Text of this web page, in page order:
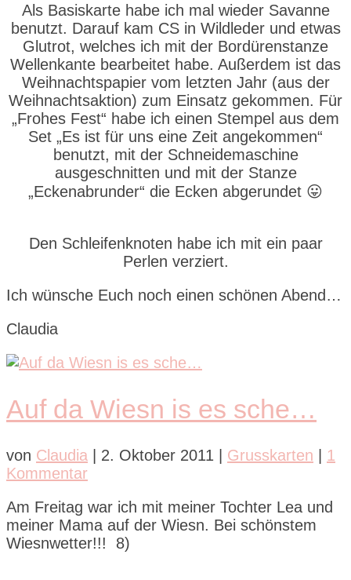
Als Basiskarte habe ich mal wieder Savanne
benutzt. Darauf kam CS in Wildleder und etwas
Glutrot, welches ich mit der Bordürenstanze
Wellenkante bearbeitet habe. Außerdem ist das
Weihnachtspapier vom letzten Jahr (aus der
Weihnachtsaktion) zum Einsatz gekommen. Für
„Frohes Fest“ habe ich einen Stempel aus dem
Set „Es ist für uns eine Zeit angekommen“
benutzt, mit der Schneidemaschine
ausgeschnitten und mit der Stanze
„Eckenabrunder“ die Ecken abgerundet 😛
Den Schleifenknoten habe ich mit ein paar
Perlen verziert.
Ich wünsche Euch noch einen schönen Abend…
Claudia
Auf da Wiesn is es sche…
von Claudia 2. Oktober 2011 Grusskarten
1
Kommentar
Am Freitag war ich mit meiner Tochter Lea und
meiner Mama auf der Wiesn. Bei schönstem
Wiesnwetter!!! 8)